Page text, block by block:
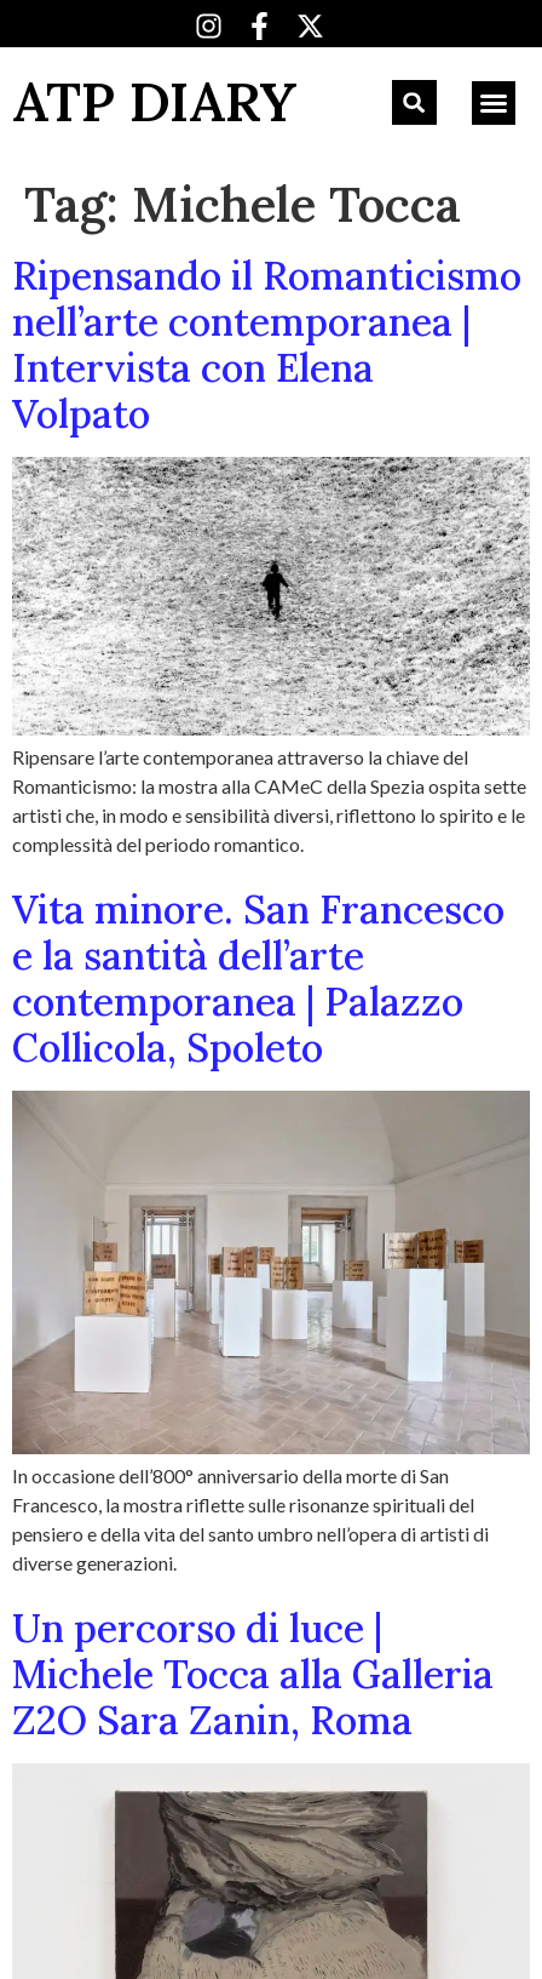
ATP DIARY
Tag: Michele Tocca
Ripensando il Romanticismo
nell’arte contemporanea |
Intervista con Elena
Volpato
Ripensare l’arte contemporanea attraverso la chiave del
Romanticismo: la mostra alla CAMeC della Spezia ospita sette
artisti che, in modo e sensibilità diversi, riflettono lo spirito e le
complessità del periodo romantico.
Vita minore. San Francesco
e la santità dell’arte
contemporanea | Palazzo
Collicola, Spoleto
In occasione dell’800° anniversario della morte di San
Francesco, la mostra riflette sulle risonanze spirituali del
pensiero e della vita del santo umbro nell’opera di artisti di
diverse generazioni.
Un percorso di luce |
Michele Tocca alla Galleria
Z2O Sara Zanin, Roma